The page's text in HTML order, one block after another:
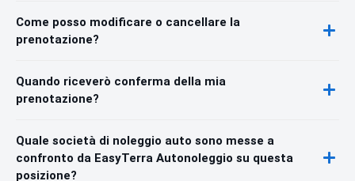
Come posso modificare o cancellare la
prenotazione?
Quando riceverò conferma della mia
prenotazione?
Quale società di noleggio auto sono messe a
confronto da EasyTerra Autonoleggio su questa
posizione?